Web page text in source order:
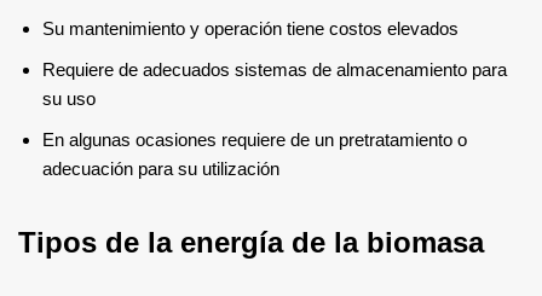
Su mantenimiento y operación tiene costos elevados
Requiere de adecuados sistemas de almacenamiento para
su uso
En algunas ocasiones requiere de un pretratamiento o
adecuación para su utilización
Tipos de la energía de la biomasa